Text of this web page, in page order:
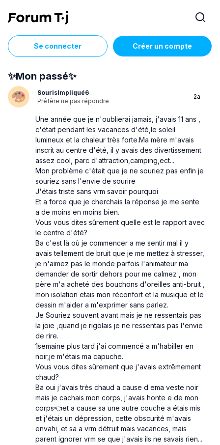
Se connecter Créer un compte
✨Mon passé✨
SourisImpliqué6
Préfère ne pas répondre
2a
Une année que je n'oublierai jamais, j'avais 11 ans ,
c'était pendant les vacances d'été,le soleil
lumineux et la chaleur très forte.Ma mère m'avais
inscrit au centre d'été, il y avais des divertissement
assez cool, parc d'attraction,camping,ect...
Mon problème c'était que je ne souriez pas enfin je
souriez sans l'envie de sourire
J'étais triste sans vrm savoir pourquoi
Et a force que je cherchais la réponse je me sente
a de moins en moins bien.
Vous vous dites sûrement quelle est le rapport avec
le centre d'été?
Ba c'est là où je commencer a me sentir mal il y
avais tellement de bruit que je me mettez à stresser,
je n'aimez pas le monde parfois l'animateur ma
demander de sortir dehors pour me calmez , mon
père m'a acheté des bouchons d'oreilles anti-bruit ,
mon isolation etais mon réconfort et la musique et le
dessin m'aider a m'exprimer sans parlez.
Je Souriez souvent avant mais je ne ressentais pas
la joie ,quand je rigolais je ne ressentais pas l'envie
de rire.
1semaine plus tard j'ai commencé a m'habiller en
noir,je m'étais ma capuche.
Vous vous dites sûrement que j'avais extrêmement
chaud?
Ba oui j'avais très chaud a cause d ema veste noir
mais je cachais mon corps, j'avais honte e de mon
corps👈et a cause sa une autre couche a étais mis
et j'étais un dépression, cette obscurité m'avais
envahi, et sa a vrm détruit mais vacances, mais
parent ignorer vrm se que j'avais ils ne savais rien...